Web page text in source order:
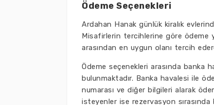
Ödeme Seçenekleri
Ardahan Hanak günlük kiralık
Misafirlerin tercihlerine göre ödeme
arasından en uygun olanı tercih
Ödeme seçenekleri arasında banka
bulunmaktadır. Banka havalesi ile
numarası ve diğer bilgileri alarak
isteyenler ise rezervasyon